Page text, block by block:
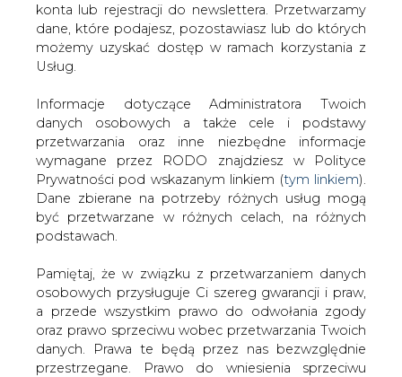
konta lub rejestracji do newslettera. Przetwarzamy
dane, które podajesz, pozostawiasz lub do których
możemy uzyskać dostęp w ramach korzystania z
Usług.
Informacje dotyczące Administratora Twoich
danych osobowych a także cele i podstawy
przetwarzania oraz inne niezbędne informacje
wymagane przez RODO znajdziesz w Polityce
Prywatności pod wskazanym linkiem (tym linkiem).
Dane zbierane na potrzeby różnych usług mogą
być przetwarzane w różnych celach, na różnych
podstawach.
Pamiętaj, że w związku z przetwarzaniem danych
osobowych przysługuje Ci szereg gwarancji i praw,
a przede wszystkim prawo do odwołania zgody
oraz prawo sprzeciwu wobec przetwarzania Twoich
danych. Prawa te będą przez nas bezwzględnie
przestrzegane. Prawo do wniesienia sprzeciwu
Strona główna
SERWIS INFORMACYJNY CIRE
Tauron Dystrybucja i Politechnika Częstochowska
podpisały porozumienie o współpracy
drukuj
skomentuj
udostępnij
Tauron Dystrybucja i Politechnika